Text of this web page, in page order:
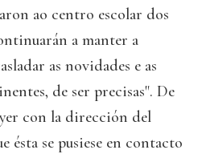
ao centro escolar dos
a manter a
as novidades e as
de ser precisas". De
con la dirección del
ésta se pusiese en contacto